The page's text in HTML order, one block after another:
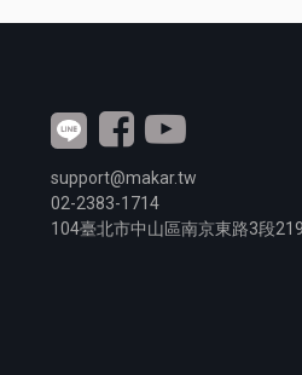
support@makar.tw
02-2383-1714
104臺北市中山區南京東路3段219